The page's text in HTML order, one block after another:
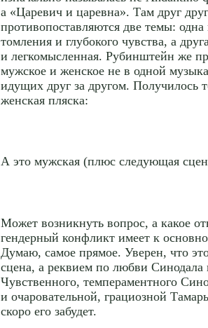
а «Царевич и царевна». Там друг
противопоставляются две темы: одна
томления и глубокого чувства, а
и легкомысленная. Рубинштейн же
мужское и женское не в одной
идущих друг за другом. Получилось
женская пляска:
А это мужская (плюс следующая
Может возникнуть вопрос, а какое
гендерный конфликт имеет к
Думаю, самое прямое. Уверен, что
сцена, а реквием по любви
Чувственного, темпераментного
и очаровательной, грациозной
скоро его забудет.